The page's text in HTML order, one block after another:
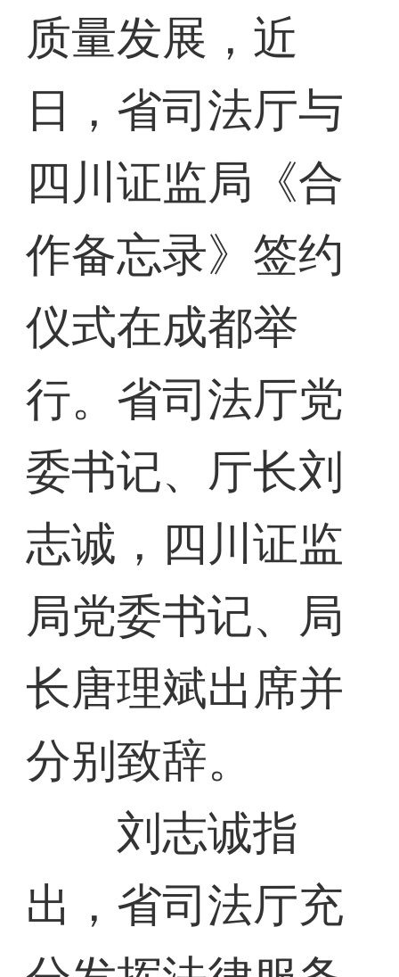
质量发展，近
日，省司法厅与
四川证监局《合
作备忘录》签约
仪式在成都举
行。省司法厅党
委书记、厅长刘
志诚，四川证监
局党委书记、局
长唐理斌出席并
分别致辞。
刘志诚指
出，省司法厅充